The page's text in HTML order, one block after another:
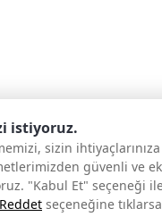
istiyoruz.
sizin
güvenli ve
"Kabul Et" seçeneği
Reddet seçeneğine